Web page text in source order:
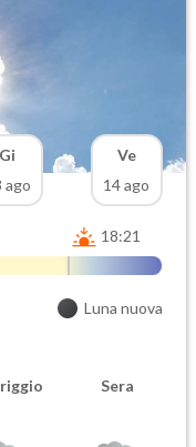
Gi
ago
Ve
14 ago
18:21
Luna nuova
Sera